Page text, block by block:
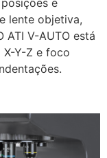
e
lente objetiva,
ATI V-AUTO está
Y-Z e foco